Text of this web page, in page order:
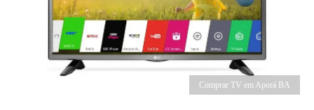
Comprar TV em Aporá BA